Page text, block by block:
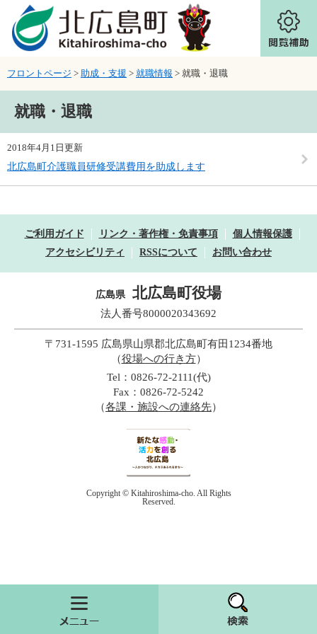
ページの先頭です。
メニューを飛ばして本文へ
検索
フロントページ > 助成・支援 > 就職情報 > 就職・退職
就職・退職
2018年4月1日更新
北広島町介護職員研修受講費用を助成します
ご利用ガイド リンク・著作権・免責事項
個人情報保護
アクセシビリティ
RSSについて お問い合わせ
広島県 北広島町役場
法人番号8000020343692
〒731-1595 広島県山県郡北広島町有田1234番地
（役場への行き方）
Tel：0826-72-2111(代)
Fax：0826-72-5242
（各課・施設への連絡先）
Copyright © Kitahiroshima-cho. All Rights
Reserved.